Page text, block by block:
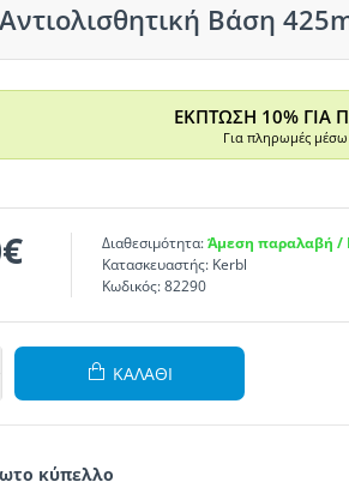
Βάση
ΕΚΠΤΩΣΗ 10% ΓΙΑ
Για πληρωμές
Διαθεσιμότητα: Άμεση παραλαβή /
Κατασκευαστής: Kerbl
Κωδικός: 82290
ΚΑΛΆΘΙ
κύπελλο